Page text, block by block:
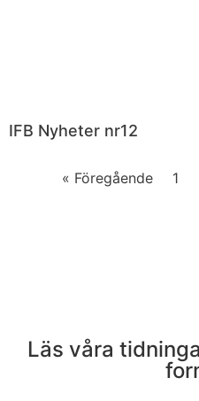
IFB Nyheter nr12
« Föregående 1
Läs våra